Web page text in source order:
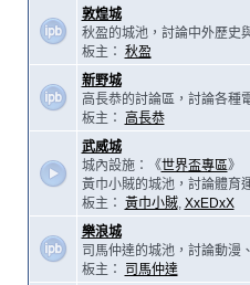
敦煌城
秋盈的城池，討論中外歷史
板主： 秋盈
新野城
高長恭的討論區，討論各種
板主：
高長恭
武威城
城內設施：《世界盃專區》
黃巾小賊的城池，討論體育
板主： 黃巾小賊, XxEDxX
樂浪城
司馬仲達的城池，討論動漫
板主：
司馬仲達